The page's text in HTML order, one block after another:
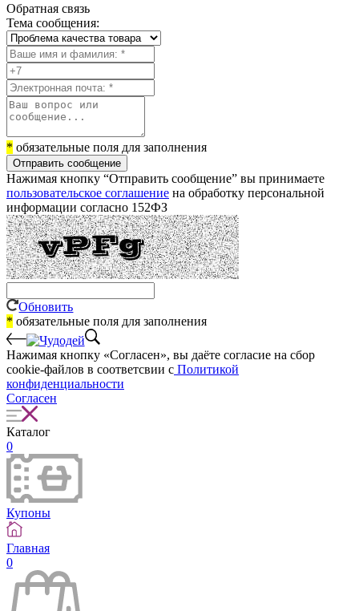
Обратная связь
Тема сообщения:
* обязательные поля для заполнения
Отправить сообщение
Нажимая кнопку “Отправить сообщение” вы принимаете
пользовательское соглашение на обработку персональной
информации согласно 152ФЗ
Обновить
* обязательные поля для заполнения
Нажимая кнопку «Согласен», вы даёте cогласие на сбор
cookie-файлов в соответсвии с Политикой
конфиденциальности
Согласен
Каталог
0
Купоны
Главная
0